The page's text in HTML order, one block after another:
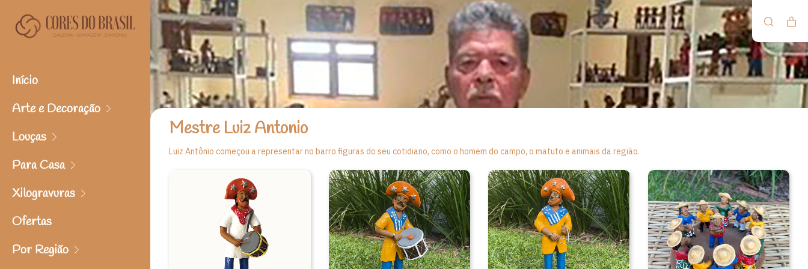
Início
Arte e Decoração
Louças
Para Casa
Xilogravuras
Ofertas
Por Região
Mestre Luiz Antonio
Luiz Antônio começou a representar no barro figuras do seu cotidiano, como o homem do campo, o matuto e animais da região.